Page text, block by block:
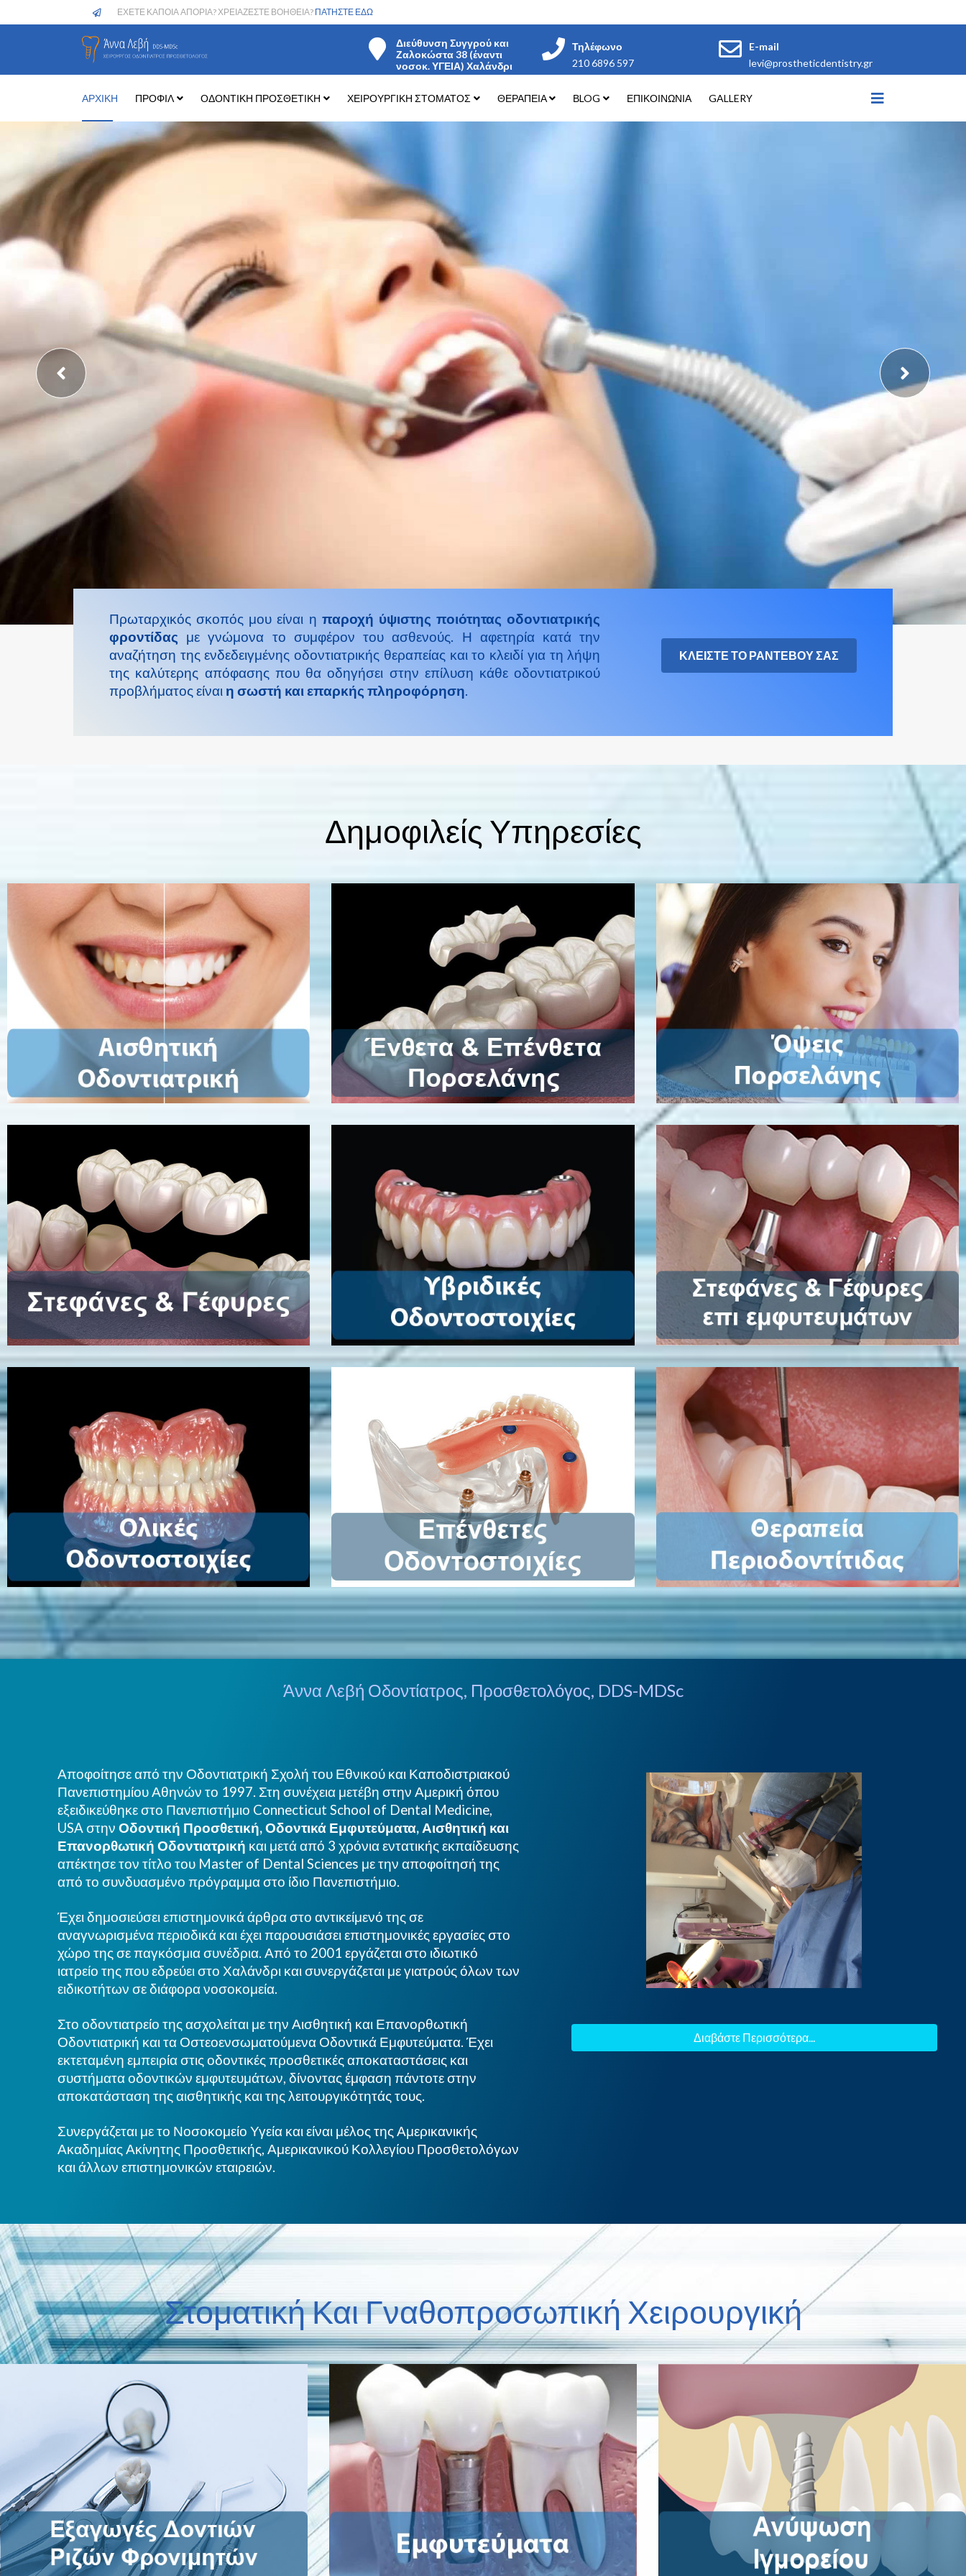
ΕΧΕΤΕ ΚΑΠΟΙΑ ΑΠΟΡΙΑ? ΧΡΕΙΑΖΕΣΤΕ ΒΟΗΘΕΙΑ? ΠΑΤΗΣΤΕ ΕΔΩ
Διεύθυνση Συγγρού και
Ζαλοκώστα 38 (έναντι
νοσοκ. ΥΓΕΙΑ) Χαλάνδρι
Τηλέφωνο
210 6896 597
E-mail
levi@prostheticdentistry.gr
ΑΡΧΙΚΗ ΠΡΟΦΙΛ ΟΔΟΝΤΙΚΗ ΠΡΟΣΘΕΤΙΚΗ ΧΕΙΡΟΥΡΓΙΚΗ ΣΤΟΜΑΤΟΣ ΘΕΡΑΠΕΙΑ ΒLOG ΕΠΙΚΟΙΝΩΝΙΑ GALLERY
Πρωταρχικός σκοπός μου είναι η παροχή ύψιστης ποιότητας οδοντιατρικής
φροντίδας με γνώμονα το συμφέρον του ασθενούς. Η αφετηρία κατά την
αναζήτηση της ενδεδειγμένης οδοντιατρικής θεραπείας και το κλειδί για τη λήψη
της καλύτερης απόφασης που θα οδηγήσει στην επίλυση κάθε οδοντιατρικού
προβλήματος είναι η σωστή και επαρκής πληροφόρηση.
ΚΛΕΙΣΤΕ ΤΟ ΡΑΝΤΕΒΟΥ ΣΑΣ
Δημοφιλείς Υπηρεσίες
Άννα Λεβή Οδοντίατρος, Προσθετολόγος, DDS-MDSc
Αποφοίτησε από την Οδοντιατρική Σχολή του Εθνικού και Καποδιστριακού
Πανεπιστημίου Αθηνών το 1997. Στη συνέχεια μετέβη στην Αμερική όπου
εξειδικεύθηκε στο Πανεπιστήμιο Connecticut School of Dental Medicine,
USA στην Οδοντική Προσθετική, Οδοντικά Εμφυτεύματα, Αισθητική και
Επανορθωτική Οδοντιατρική και μετά από 3 χρόνια εντατικής εκπαίδευσης
απέκτησε τον τίτλο του Master of Dental Sciences με την αποφοίτησή της
από το συνδυασμένο πρόγραμμα στο ίδιο Πανεπιστήμιο.
Έχει δημοσιεύσει επιστημονικά άρθρα στο αντικείμενό της σε
αναγνωρισμένα περιοδικά και έχει παρουσιάσει επιστημονικές εργασίες στο
χώρο της σε παγκόσμια συνέδρια. Από το 2001 εργάζεται στο ιδιωτικό
ιατρείο της που εδρεύει στο Χαλάνδρι και συνεργάζεται με γιατρούς όλων των
ειδικοτήτων σε διάφορα νοσοκομεία.
Στο οδοντιατρείο της ασχολείται με την Αισθητική και Επανορθωτική
Οδοντιατρική και τα Οστεοενσωματούμενα Οδοντικά Εμφυτεύματα. Έχει
εκτεταμένη εμπειρία στις οδοντικές προσθετικές αποκαταστάσεις και
συστήματα οδοντικών εμφυτευμάτων, δίνοντας έμφαση πάντοτε στην
αποκατάσταση της αισθητικής και της λειτουργικότητάς τους.
Συνεργάζεται με το Νοσοκομείο Υγεία και είναι μέλος της Αμερικανικής
Ακαδημίας Ακίνητης Προσθετικής, Αμερικανικού Κολλεγίου Προσθετολόγων
και άλλων επιστημονικών εταιρειών.
Διαβάστε Περισσότερα...
Στοματική Και Γναθοπροσωπική Χειρουργική